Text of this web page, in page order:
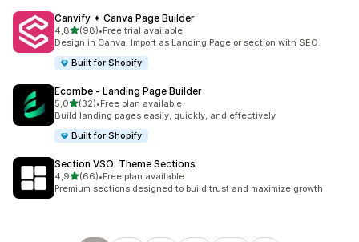
Canvify ✦ Canva Page Builder
4,8na 5 gwiazdek
(98)
Łączna liczba recenzji: 98
•Free trial available
Design in Canva. Import as Landing Page or section with SEO.
Built for Shopify
Ecombe ‑ Landing Page Builder
5,0na 5 gwiazdek
(32)
Łączna liczba recenzji: 32
•Free plan available
Build landing pages easily, quickly, and effectively
Built for Shopify
Section VSO: Theme Sections
4,9na 5 gwiazdek
(66)
Łączna liczba recenzji: 66
•Free plan available
Premium sections designed to build trust and maximize growth